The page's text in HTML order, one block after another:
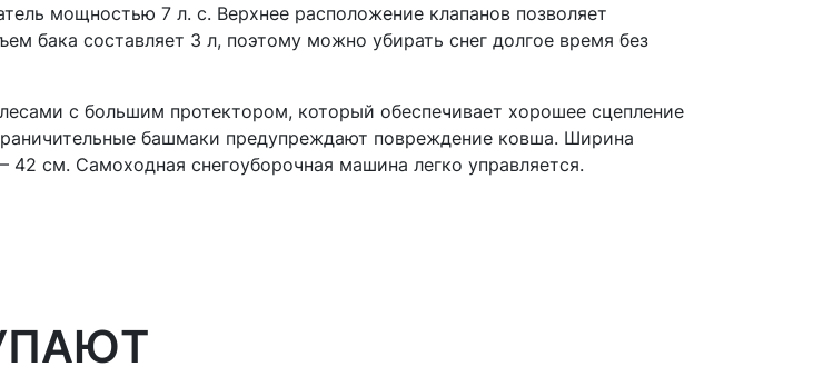
мощностью 7 л. с. Верхнее расположение клапанов позволяет
бака составляет 3 л, поэтому можно убирать снег долгое время без
с большим протектором, который обеспечивает хорошее сцепление
башмаки предупреждают повреждение ковша. Ширина
см. Самоходная снегоуборочная машина легко управляется.